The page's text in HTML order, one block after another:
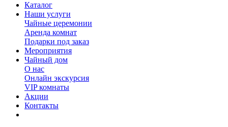
Каталог
Наши услуги
Чайные церемонии
Аренда комнат
Подарки под заказ
Мероприятия
Чайный дом
О нас
Онлайн экскурсия
VIP комнаты
Акции
Контакты